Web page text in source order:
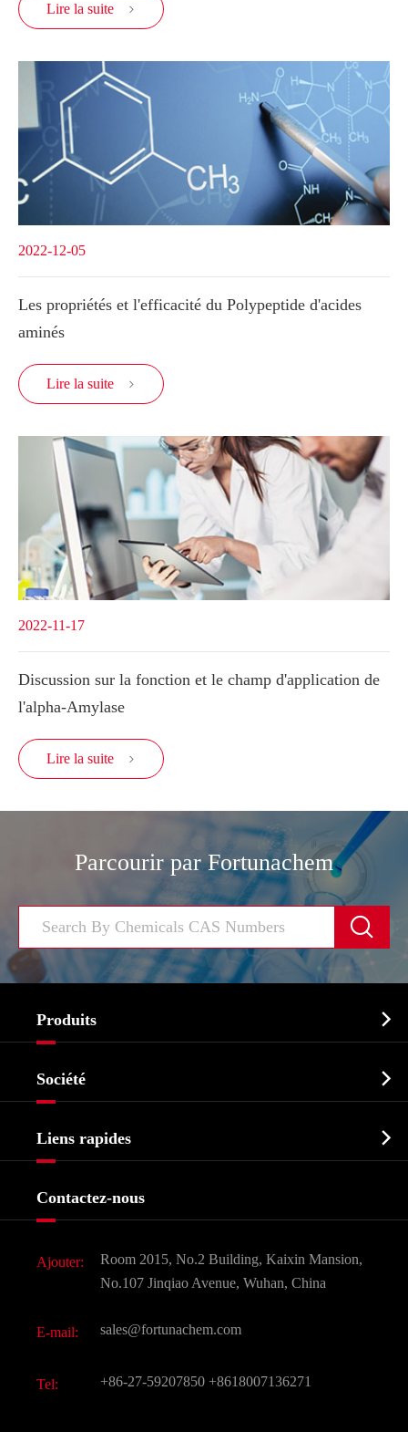
Lire la suite 
2022-12-05
Les propriétés et l'efficacité du Polypeptide d'acides
aminés
Lire la suite 
2022-11-17
Discussion sur la fonction et le champ d'application de
l'alpha-Amylase
Lire la suite 
Parcourir par Fortunachem

Produits 
Biochimique
Produits agrochimiques et intermédiaires
Ingrédients cosmétiques
Saveurs et parfums
CAS chimiques
Société 
Liens rapides 
Contactez-nous
Ajouter:
Room 2015, No.2 Building, Kaixin Mansion,
No.107 Jinqiao Avenue, Wuhan, China
E-mail: sales@fortunachem.com
Tel: +86-27-59207850 +8618007136271